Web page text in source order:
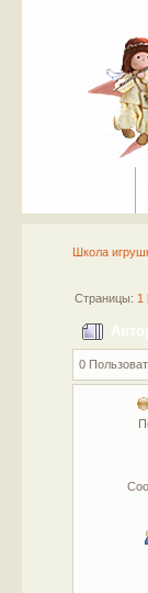
Школа
Страницы: 1
0